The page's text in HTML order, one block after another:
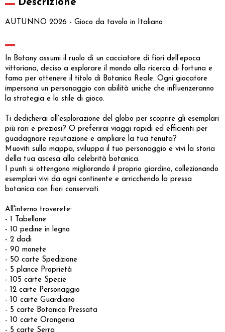
AUTUNNO 2026 - Gioco da tavolo in Italiano
In Botany assumi il ruolo di un cacciatore di fiori dell’epoca
vittoriana, deciso a esplorare il mondo alla ricerca di fortuna e
fama per ottenere il titolo di Botanico Reale. Ogni giocatore
impersona un personaggio con abilità uniche che influenzeranno
la strategia e lo stile di gioco.
Ti dedicherai all’esplorazione del globo per scoprire gli esemplari
più rari e preziosi? O preferirai viaggi rapidi ed efficienti per
guadagnare reputazione e ampliare la tua tenuta?
Muoviti sulla mappa, sviluppa il tuo personaggio e vivi la storia
della tua ascesa alla celebrità botanica.
I punti si ottengono migliorando il proprio giardino, collezionando
esemplari vivi da ogni continente e arricchendo la pressa
botanica con fiori conservati.
All'interno troverete:
- 1 Tabellone
- 10 pedine in legno
- 2 dadi
- 90 monete
- 50 carte Spedizione
- 5 plance Proprietà
- 105 carte Specie
- 12 carte Personaggio
- 10 carte Guardiano
- 5 carte Botanica Pressata
- 10 carte Orangeria
- 5 carte Serra